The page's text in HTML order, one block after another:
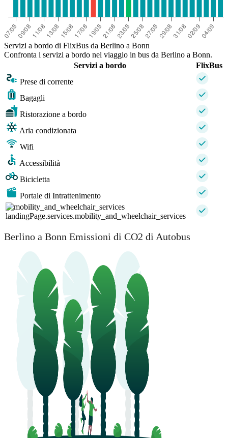
Servizi a bordo di FlixBus da Berlino a Bonn
Confronta i servizi a bordo nel viaggio in bus da Berlino a Bonn.
Servizi a bordo
FlixBus
Prese di corrente
Bagagli
Ristorazione a bordo
Aria condizionata
Wifi
Accessibilità
Bicicletta
Portale di Intrattenimento
landingPage.services.mobility_and_wheelchair_services
Berlino a Bonn Emissioni di CO2 di Autobus